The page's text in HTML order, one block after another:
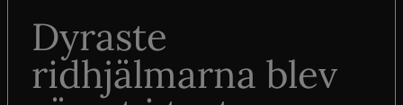
Dyraste
ridhjälmarna blev